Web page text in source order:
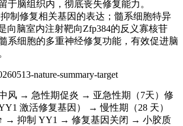
于脑组织内，彻底丧失修复能力。
制修复相关基因的表达；髓系细胞特异
向脑室内注射靶向Zfp384的反义寡核苷
系细胞的多重神经修复功能，有效促进脑
风 → 急性期促炎 → 亚急性期（7天）修
激活修复基因） → 慢性期（28 天）
→ 抑制 YY1 → 修复基因关闭 → 小胶质